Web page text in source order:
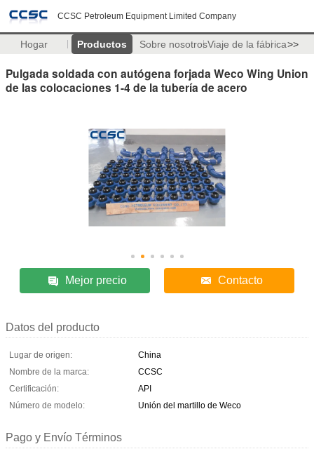
CCSC Petroleum Equipment Limited Company
Hogar Productos Sobre nosotrosViaje de la fábrica>>
Pulgada soldada con autógena forjada Weco Wing Union
de las colocaciones 1-4 de la tubería de acero
Mejor precio Contacto
Datos del producto
Lugar de origen:
China
Nombre de la marca:
CCSC
Certificación:
API
Número de modelo:
Unión del martillo de Weco
Pago y Envío Términos